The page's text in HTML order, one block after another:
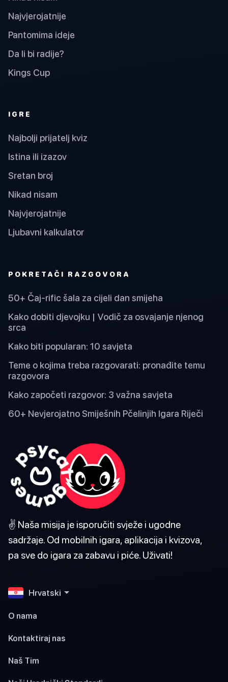
Najvjerojatnije
Pantomima ideje
Da li bi radije?
Kings Cup
IGRE
Najbolji prijatelj kviz
Istina ili izazov
Sretan broj
Nikad nisam
Najvjerojatnije
Ljubavni kalkulator
POKRETAČI RAZGOVORA
50+ Čaj-rific šala za cijeli dan smijeha
Kako dobiti djevojku | Vodič za osvajanje njenog
srca
Kako biti popularan: 10 savjeta
Teme o kojima treba razgovarati: pronađite temu
razgovora
Kako započeti razgovor: 3 važna savjeta
60+ Nevjerojatno Smiješnih Pčelinjih Igara Riječi
✌️ Naša misija je isporučiti svježe i ugodne
sadržaje. Od mobilnih igara, aplikacija i kvizova,
pa sve do igara za zabavu i piće. Uživati!
Hrvatski
O nama
Kontaktiraj nas
Naš Tim